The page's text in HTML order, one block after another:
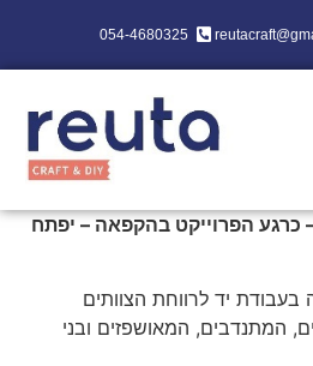
054-4680325
26/04/2026 – כרגע הפרוייקט בהקפאה – יפתח
בעבודת יד לרווחת הצוותים
המתנדבים, המאושפזים ובני